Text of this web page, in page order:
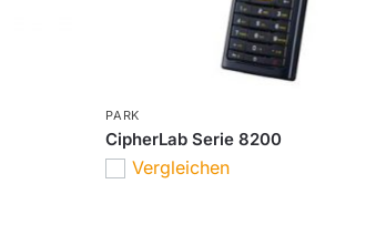
PARK
CipherLab Serie 8200
Vergleichen